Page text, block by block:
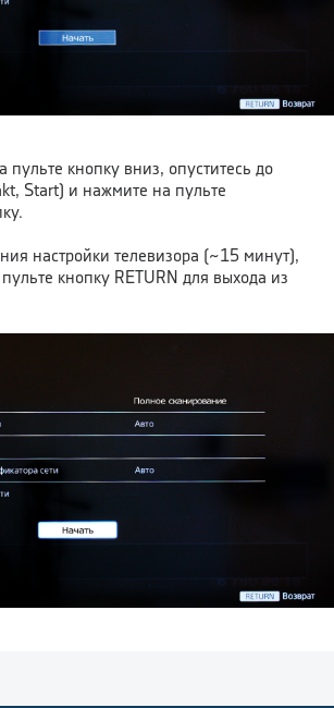
кнопку вниз, опуститесь до
Start) и нажмите на пульте
настройки телевизора (~15 минут),
кнопку RETURN для выхода из